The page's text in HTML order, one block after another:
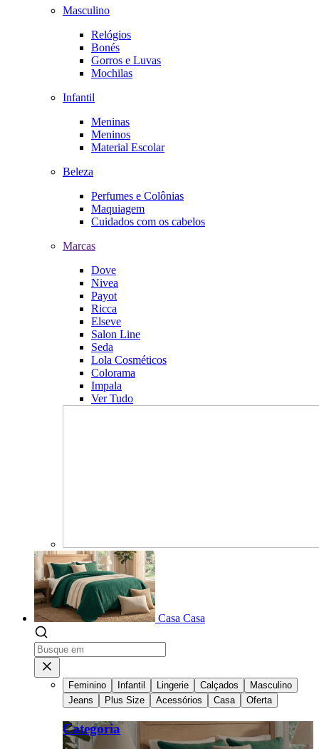
Masculino
Relógios
Bonés
Gorros e Luvas
Mochilas
Infantil
Meninas
Meninos
Material Escolar
Beleza
Perfumes e Colônias
Maquiagem
Cuidados com os cabelos
Marcas
Dove
Nivea
Payot
Ricca
Elseve
Salon Line
Seda
Lola Cosméticos
Colorama
Impala
Ver Tudo
Casa Casa
Feminino Infantil Lingerie Calçados
Masculino
Jeans
Plus Size Acessórios Casa Oferta
Categoria